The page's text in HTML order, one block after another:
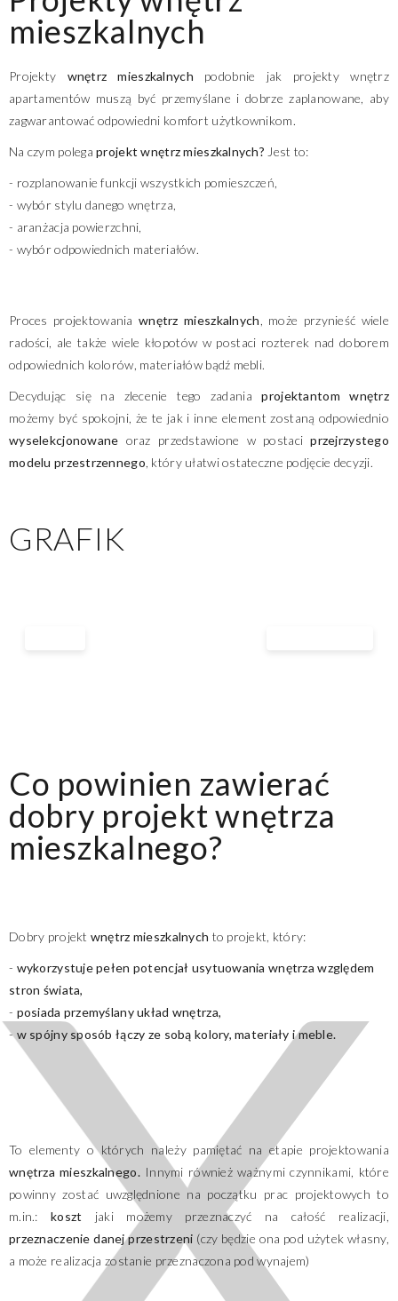
mieszkalnych
Projekty wnętrz mieszkalnych podobnie jak projekty wnętrz
apartamentów muszą być przemyślane i dobrze zaplanowane, aby
zagwarantować odpowiedni komfort użytkownikom.
Na czym polegaprojekt wnętrz mieszkalnych? Jest to:
- rozplanowanie funkcji wszystkich pomieszczeń,
- wybór stylu danego wnętrza,
- aranżacja powierzchni,
- wybór odpowiednich materiałów.
Proces projektowaniawnętrz mieszkalnych , może przynieść wiele
radości, ale także wiele kłopotów w postaci rozterek nad doborem
odpowiednich kolorów, materiałów bądź mebli.
Decydując się na zlecenie tego zadaniaprojektantom wnętrz
możemy być spokojni, że te jak i inne element zostaną odpowiednio
wyselekcjonowane oraz przedstawione w postaciprzejrzystego
modelu przestrzennego , który ułatwi ostateczne podjęcie decyzji.
GRAFIK
Co powinien zawierać
dobry projekt wnętrza
mieszkalnego?
Dobry projekt wnętrz mieszkalnych to projekt, który:
- wykorzystuje pełen potencjał usytuowania wnętrza względem
stron świata,
- posiada przemyślany układ wnętrza,
-w spójny sposób łączy ze sobą kolory, materiały i meble.
To elementy o których należy pamiętać na etapie projektowania
wnętrza mieszkalnego.Innymi również ważnymi czynnikami, które
powinny zostać uwzględnione na początku prac projektowych to
m.in.:koszt jaki możemy przeznaczyć na całość realizacji,
przeznaczenie danej przestrzeni (czy będzie ona pod użytek własny,
a może realizacja zostanie przeznaczona pod wynajem)